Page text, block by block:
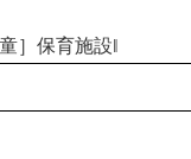
］保育施設‖